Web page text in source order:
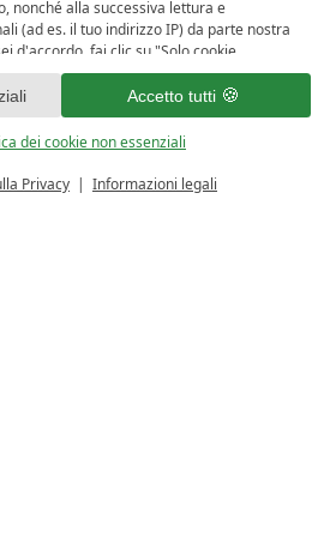
nonché alla successiva lettura e
(ad es. il tuo indirizzo IP) da parte nostra
d'accordo, fai clic su "Solo cookie
selezione individuale sotto "Panoramica
accedere e modificare la tua selezione in
di questo sito web o nell'informativa
Accetto tutti
dei cookie non essenziali
Privacy Informazioni legali
SETTIMANA DELLA MELA
ALLE AREE ACQUATICHE
RICHIESTA